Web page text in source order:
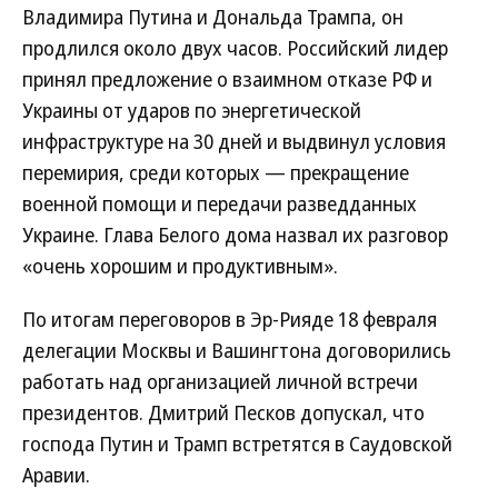
Владимира Путина и Дональда Трампа, он
продлился около двух часов. Российский лидер
принял предложение о взаимном отказе РФ и
Украины от ударов по энергетической
инфраструктуре на 30 дней и выдвинул условия
перемирия, среди которых — прекращение
военной помощи и передачи разведданных
Украине. Глава Белого дома назвал их разговор
«очень хорошим и продуктивным».
По итогам переговоров в Эр-Рияде 18 февраля
делегации Москвы и Вашингтона договорились
работать над организацией личной встречи
президентов. Дмитрий Песков допускал, что
господа Путин и Трамп встретятся в Саудовской
Аравии.